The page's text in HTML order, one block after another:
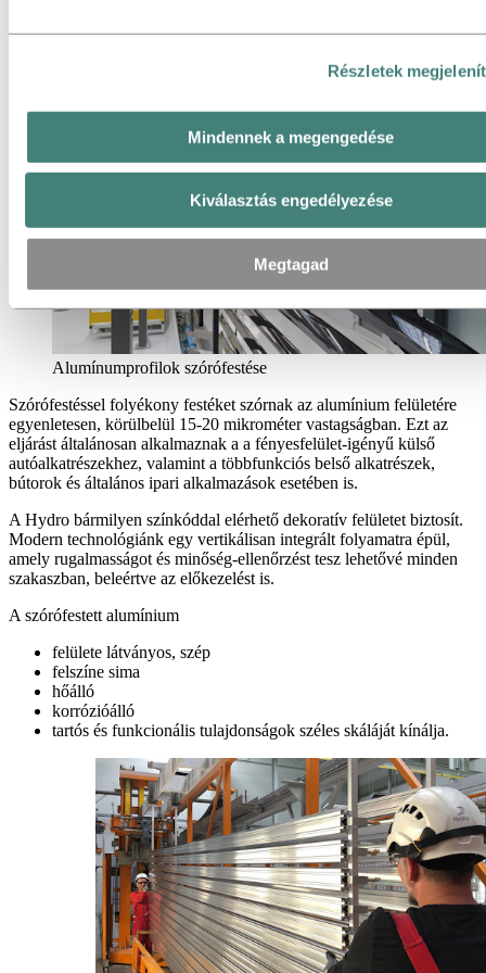
Részletek
Mindennek a megengedése
Kiválasztás engedélyezése
Megtagad
alkalmazásokhoz
termékekhez, amelyek vékony bevonatot igényelnek.
Alumínumprofilok szórófestése
Szórófestéssel folyékony festéket szórnak az alumínium felületére
egyenletesen, körülbelül 15-20 mikrométer vastagságban. Ezt az
eljárást általánosan alkalmaznak a a fényesfelület-igényű külső
autóalkatrészekhez, valamint a többfunkciós belső alkatrészek,
bútorok és általános ipari alkalmazások esetében is.
A Hydro bármilyen színkóddal elérhető dekoratív felületet biztosít.
Modern technológiánk egy vertikálisan integrált folyamatra épül,
amely rugalmasságot és minőség-ellenőrzést tesz lehetővé minden
szakaszban, beleértve az előkezelést is.
A szórófestett alumínium
felülete látványos, szép
felszíne sima
hőálló
korrózióálló
tartós és funkcionális tulajdonságok széles skáláját kínálja.